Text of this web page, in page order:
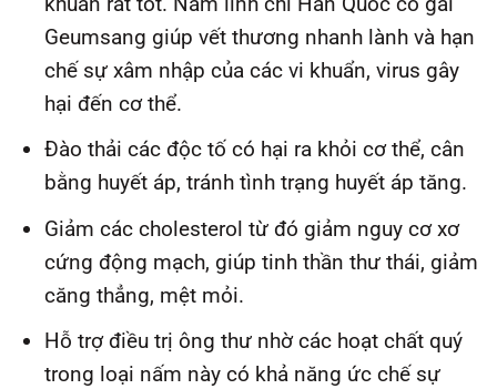
Geumsang giúp vết thương nhanh lành và hạn
chế sự xâm nhập của các vi khuẩn, virus gây
hại đến cơ thể.
Đào thải các độc tố có hại ra khỏi cơ thể, cân
bằng huyết áp, tránh tình trạng huyết áp tăng.
Giảm các cholesterol từ đó giảm nguy cơ xơ
cứng động mạch, giúp tinh thần thư thái, giảm
căng thẳng, mệt mỏi.
Hỗ trợ điều trị ông thư nhờ các hoạt chất quý
trong loại nấm này có khả năng ức chế sự